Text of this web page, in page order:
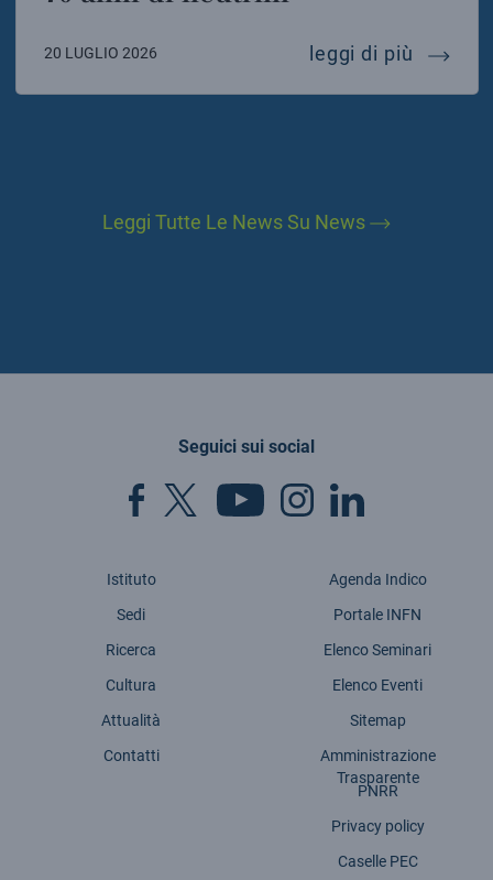
20 LUGLIO 2026 leggi di più 70
Leggi Tutte Le News Su News
Seguici sui social
Istituto
Sedi
Ricerca
Cultura
Attualità
Contatti
Agenda Indico
Portale INFN
Elenco Seminari
Elenco Eventi
Sitemap
Amministrazione
Trasparente
PNRR
Privacy policy
Caselle PEC